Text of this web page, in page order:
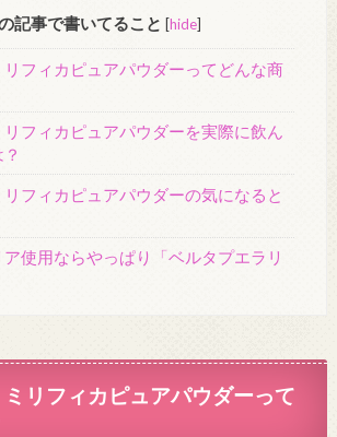
記事で書いてること [hide]
フィカピュアパウダーってどんな商
フィカピュアパウダーを実際に飲ん
フィカピュアパウダーの気になると
使用ならやっぱり「ベルタプエラリ
リフィカピュアパウダーって